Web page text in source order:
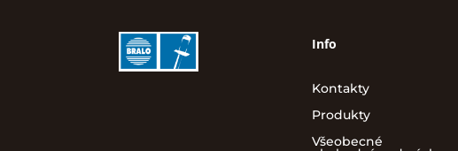
Info
Kontakty
Produkty
Všeobecné